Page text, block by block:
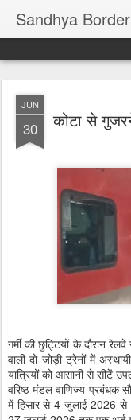
Sandhya
JUN
30 कोटा से
गर्मी की छुट्टियों के दौरान
वाली दो जोड़ी ट्रेनों में
यात्रियों को आसानी से सीटें
वरिष्ठ मंडल वाणिज्य प्रबंधक
में हिसार से 4 जुलाई 2026